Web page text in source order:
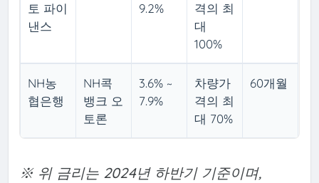
토 파이
낸스
9.2%
격의 최
대
100%
NH농
협은행
NH콕
뱅크 오
토론
3.6% ~
7.9%
차량가
격의 최
대 70%
60개월
※ 위 금리는 2024년 하반기 기준이며,